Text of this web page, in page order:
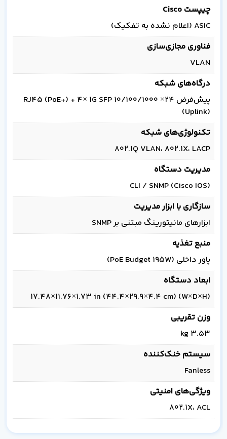
چیپست Cisco
ASIC (اعلام نشده به تفکیک)
فناوری مجازی‌سازی
VLAN
درگاه‌های شبکه
پیش‌فرض 24× 10/100/1000 RJ45 (PoE+) + 4× 1G SFP
(Uplink)
تکنولوژی‌های شبکه
802.1Q VLAN، 802.1X، LACP
مدیریت دستگاه
CLI / SNMP (Cisco IOS)
سازگاری با ابزار مدیریت
ابزارهای مانیتورینگ مبتنی بر SNMP
منبع تغذیه
پاور داخلی (PoE Budget 195W)
ابعاد دستگاه
(W×D×H) 17.48×11.76×1.73 in (44.4×29.9×4.4 cm)
وزن تقریبی
3.53 kg
سیستم خنک‌کننده
Fanless
ویژگی‌های امنیتی
802.1X، ACL